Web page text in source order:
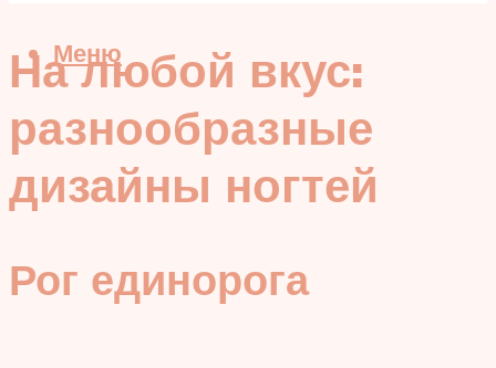
Меню
На любой вкус:
разнообразные
дизайны ногтей
Рог единорога